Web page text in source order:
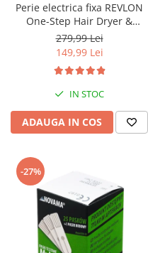
Perie electrica fixa REVLON
One-Step Hair Dryer &
Volumizer, RVDR5222E2,
pentru par mediu si lung
279,99 Lei
149,99 Lei
IN STOC
ADAUGA IN COS
-27%